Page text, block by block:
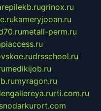
grinox.ru
kameryjooan.ru
metall-perm.ru
drsschool.ru
medikijob.ru
myragon.ru
rti.com.ru